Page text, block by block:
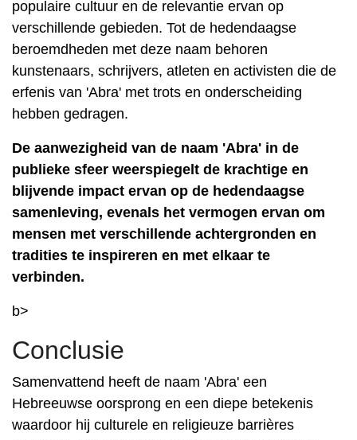
populaire cultuur en de relevantie ervan op
verschillende gebieden. Tot de hedendaagse
beroemdheden met deze naam behoren
kunstenaars, schrijvers, atleten en activisten die de
erfenis van 'Abra' met trots en onderscheiding
hebben gedragen.
De aanwezigheid van de naam 'Abra' in de
publieke sfeer weerspiegelt de krachtige en
blijvende impact ervan op de hedendaagse
samenleving, evenals het vermogen ervan om
mensen met verschillende achtergronden en
tradities te inspireren en met elkaar te
verbinden.
b>
Conclusie
Samenvattend heeft de naam 'Abra' een
Hebreeuwse oorsprong en een diepe betekenis
waardoor hij culturele en religieuze barrières